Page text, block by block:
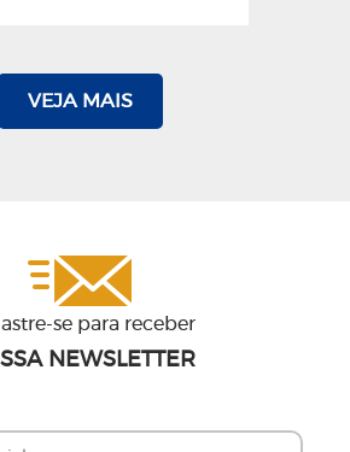
VEJA MAIS
se para receber
NEWSLETTER